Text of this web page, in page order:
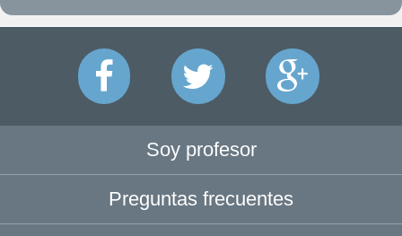
Soy profesor
Preguntas frecuentes